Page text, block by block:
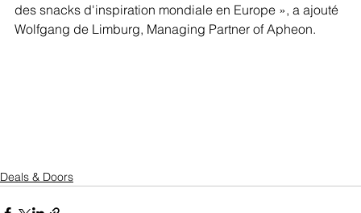
des snacks d'inspiration mondiale en Europe », a ajouté
Wolfgang de Limburg, Managing Partner of Apheon.
Deals & Doors